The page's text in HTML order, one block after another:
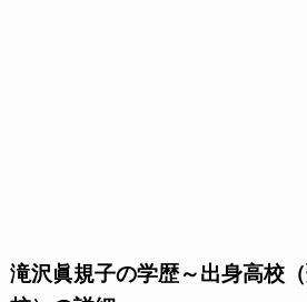
滝沢眞規子の学歴～出身高校